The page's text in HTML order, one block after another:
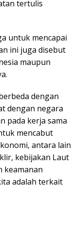
tertulis
untuk mencapai
ini juga disebut
maupun
dengan
dengan negara
pada kerja sama
mencabut
antara lain
kebijakan Laut
keamanan
adalah terkait